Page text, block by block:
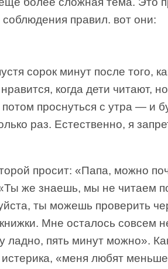
правил. вот они:
сорок минут после того,
когда дети читают,
проснуться с утра — и
раз. Естественно, я
просит: «Папа, можно
же знаешь, мы не читаем
ты можешь проверить
Мне осталось совсем
ладно, пять минут можно».
«меня любят